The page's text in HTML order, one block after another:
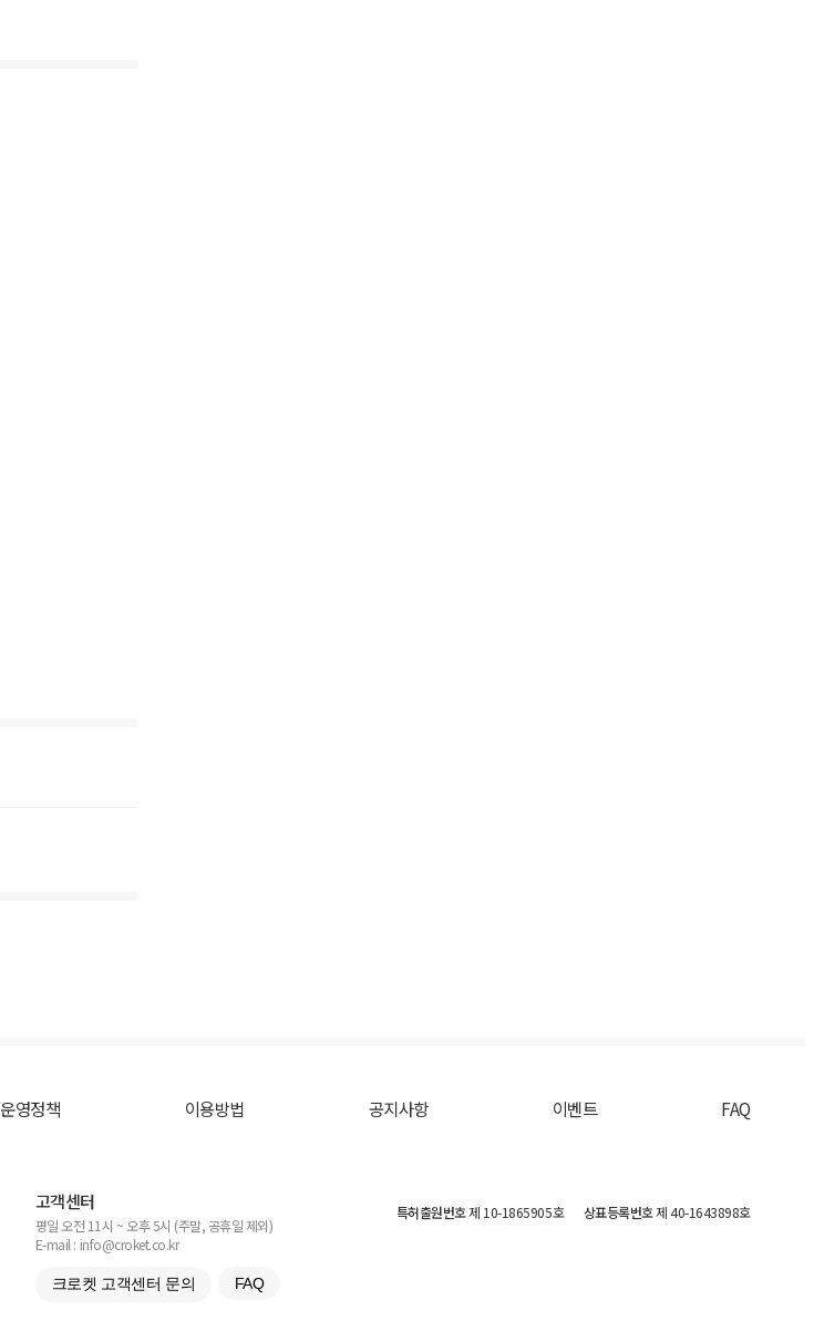
운영정책 이용방법 공지사항 이벤트 FAQ
고객센터
평일 오전 11시 ~ 오후 5시 (주말, 공휴일 제외)
E-mail : info@croket.co.kr
크로켓 고객센터 문의 FAQ
특허출원번호제 10-1865905호 상표등록번호제 40-1643898호